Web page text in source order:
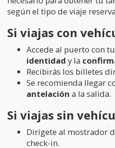
según el tipo de viaje
Si viajas con
Accede al puerto con tu
identidad y la
Recibirás los billetes
Se recomienda llegar
antelación a la salida.
Si viajas sin
Dirígete al mostrador
check-in.